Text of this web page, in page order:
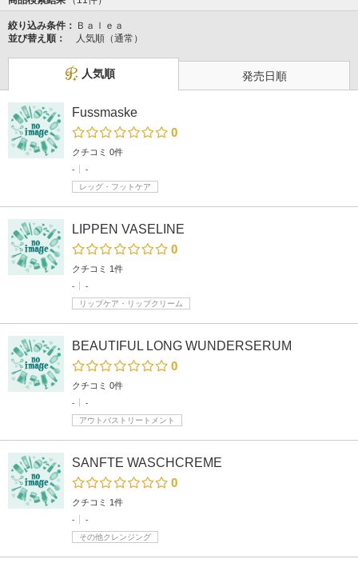
絞り込み条件： Ｂａｌｅａ
並び替え順：
人気順（通常）
人気順 発売日順
Fussmaske
0
クチコミ 0件
-
-
レッグ・フットケア
LIPPEN VASELINE
0
クチコミ 1件
-
-
リップケア・リップクリーム
BEAUTIFUL LONG WUNDERSERUM
0
クチコミ 0件
-
-
アウトバストリートメント
SANFTE WASCHCREME
0
クチコミ 1件
-
-
その他クレンジング